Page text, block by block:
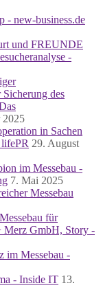
- new-business.de
und FREUNDE
-
des
2025
in Sachen
29. August
im Messebau -
7. Mai 2025
Messebau
für
Merz GmbH, Story -
im Messebau -
- Inside IT 13.